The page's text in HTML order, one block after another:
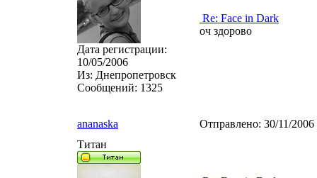
Дата регистрации:
10/05/2006
Из: Днепропетровск
Сообщений: 1325
Re: Face in Dark
оч здорово
ananaska Отправлено: 30/11/
Титан